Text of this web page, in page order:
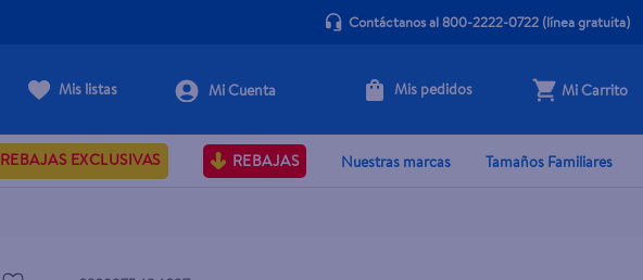
Contáctanos al 800-2222-0722(línea gratuita)
Mis listas Mis pedidos Mi Carrito
REBAJAS EXCLUSIVAS REBAJAS Nuestras marcas Tamaños Familiares
+ Agregar